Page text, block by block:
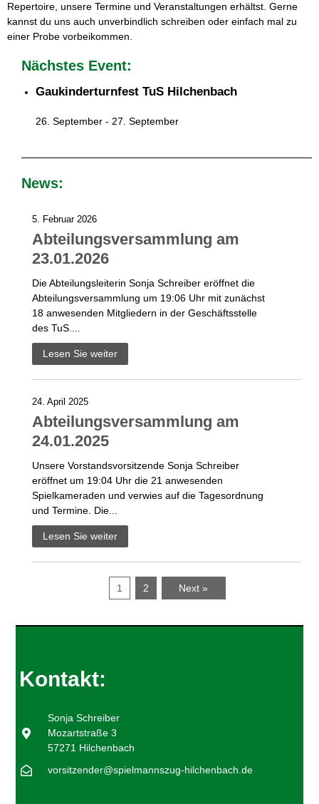
Repertoire, unsere Termine und Veranstaltungen erhältst. Gerne
kannst du uns auch unverbindlich schreiben oder einfach mal zu
einer Probe vorbeikommen.
Nächstes Event:
Gaukinderturnfest TuS Hilchenbach
26. September - 27. September
News:
5. Februar 2026
Abteilungsversammlung am
23.01.2026
Die Abteilungsleiterin Sonja Schreiber eröffnet die
Abteilungsversammlung um 19:06 Uhr mit zunächst
18 anwesenden Mitgliedern in der Geschäftsstelle
des TuS....
Lesen Sie weiter
24. April 2025
Abteilungsversammlung am
24.01.2025
Unsere Vorstandsvorsitzende Sonja Schreiber
eröffnet um 19:04 Uhr die 21 anwesenden
Spielkameraden und verwies auf die Tagesordnung
und Termine. Die...
Lesen Sie weiter
1 2 Next »
Kontakt:
Sonja Schreiber
Mozartstraße 3
57271 Hilchenbach
vorsitzender@spielmannszug-hilchenbach.de